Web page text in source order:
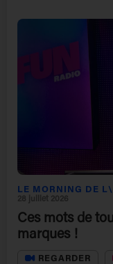
LE MORNING DE
28 juillet 2026
Ces mots de
marques !
REGARDER